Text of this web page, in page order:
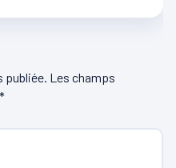
publiée. Les champs
*